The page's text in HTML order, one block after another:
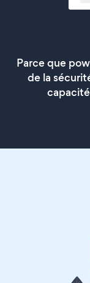
Parce que
de la